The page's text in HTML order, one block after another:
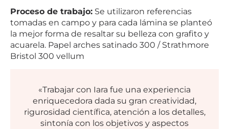
Proceso de trabajo: Se utilizaron referencias
tomadas en campo y para cada lámina se planteó
la mejor forma de resaltar su belleza con grafito y
acuarela. Papel arches satinado 300 / Strathmore
Bristol 300 vellum
«Trabajar con Iara fue una experiencia
enriquecedora dada su gran creatividad,
rigurosidad científica, atención a los detalles,
sintonía con los objetivos y aspectos